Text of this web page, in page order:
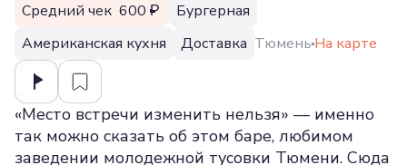
Средний чек 600
Бургерная
Американская кухня
Доставка Тюмень На карте
«Место встречи изменить нельзя» — именно
так можно сказать об этом баре, любимом
заведении молодежной тусовки Тюмени. Сюда